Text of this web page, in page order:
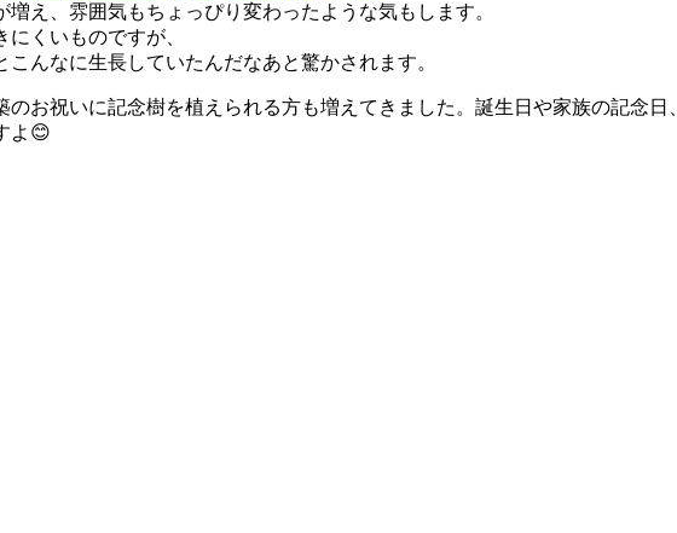
え、雰囲気もちょっぴり変わったような気もします。
くいものですが、
んなに生長していたんだなあと驚かされます。
お祝いに記念樹を植えられる方も増えてきました。誕生日や家族の記念
よ😊